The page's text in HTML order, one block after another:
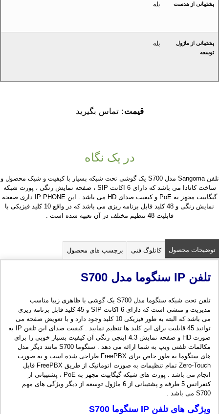
پشتیبانی از هدست بله
پشتیبانی از ماژول
توسعه
بله
قیمت:تماس بگیرید
در یک نگاه
تلفن Sangoma مدل S700 یک گوشی تحت شبکه بسیار با کیفیت و شیک محصول و
ساخت کانادا می باشد که دارای 6 اکانت SIP ، صفحه نمایش رنگی ، پورت شبکه
گیگابیت مجهز به PoE و کیفیت صدای HD می باشد . این IP PHONE داری صفحه
نمایش رنگی و 48 کلید قابل برنامه ریزی می باشد که در واقع 10 کلید فیزیکی با
قابلیت 48 تنظیم مختلف در آن تعبیه شده است .
توضیحات محصول کاتلوگ فنی برچسب های محصول
تلفن IP سنگوما مدل S700
تلفن تحت شبکه سنگوما مدل S700 یک گوشی با ظاهری زیبا مناسب
مدیریت و منشی است که دارای 6 اکانت SIP و 45 کلید قابل برنامه ریزی
می باشد که البته به طور فیزیکی 10 کلید وجود دارد و با تعویض صفحه می
توانید 45 قابلیت برای این کلید ها تنظیم نمایید . کیفیت صدای این تلفن IP به
صورت HD و صفحه نمایش 4.3 اینچی رنگی آن کیفیت بسیار خوبی را برای
مکالمات تلفنی ویپ به شما ارائه می دهد . سنگوما S700 مانند دیگر مدل
های سنگوما به طور خاص برای FreePBX طراحی شده است و به صورت
Zero-Touch تمام تنظیمات به صورت اتوماتیک از طریق FreePBX قابل
انجام می باشد . پورت های شبکه گیگابیت مجهز به PoE ، پشتیبانی از
کنفرانس 5 طرفه و پشتیبانی از 6 ماژول توسعه از دیگر ویژگی های مهم
S700 می باشد .
ویژگی های تلفن IP سنگوما S700